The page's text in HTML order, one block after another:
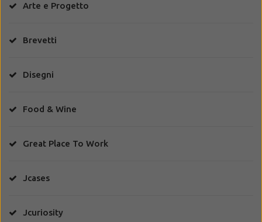
Arte e Progetto
Brevetti
Disegni
Food & Wine
Great Place To Work
Jcases
Jcuriosity